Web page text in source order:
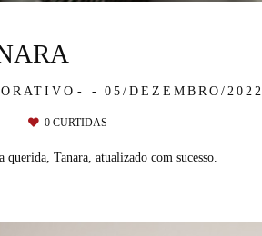
05/DEZEMBRO/2022
0 CURTIDAS
querida, Tanara, atualizado com sucesso.